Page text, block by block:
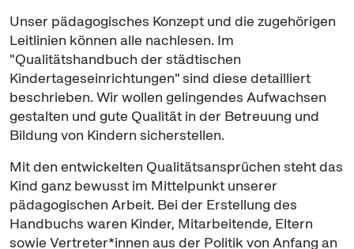
Unser pädagogisches Konzept und die zugehörigen
Leitlinien können alle nachlesen. Im
"Qualitätshandbuch der städtischen
Kindertageseinrichtungen" sind diese detailliert
beschrieben. Wir wollen gelingendes Aufwachsen
gestalten und gute Qualität in der Betreuung und
Bildung von Kindern sicherstellen.
Mit den entwickelten Qualitätsansprüchen steht das
Kind ganz bewusst im Mittelpunkt unserer
pädagogischen Arbeit. Bei der Erstellung des
Handbuchs waren Kinder, Mitarbeitende, Eltern
sowie Vertreter*innen aus der Politik von Anfang an